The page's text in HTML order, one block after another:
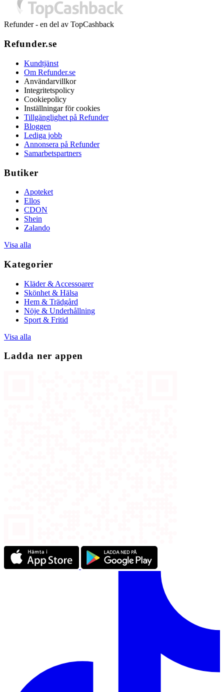
Refunder - en del av TopCashback
Refunder.se
Kundtjänst
Om Refunder.se
Användarvillkor
Integritetspolicy
Cookiepolicy
Inställningar för cookies
Tillgänglighet på Refunder
Bloggen
Lediga jobb
Annonsera på Refunder
Samarbetspartners
Butiker
Apoteket
Ellos
CDON
Shein
Zalando
Visa alla
Kategorier
Kläder & Accessoarer
Skönhet & Hälsa
Hem & Trädgård
Nöje & Underhållning
Sport & Fritid
Visa alla
Ladda ner appen